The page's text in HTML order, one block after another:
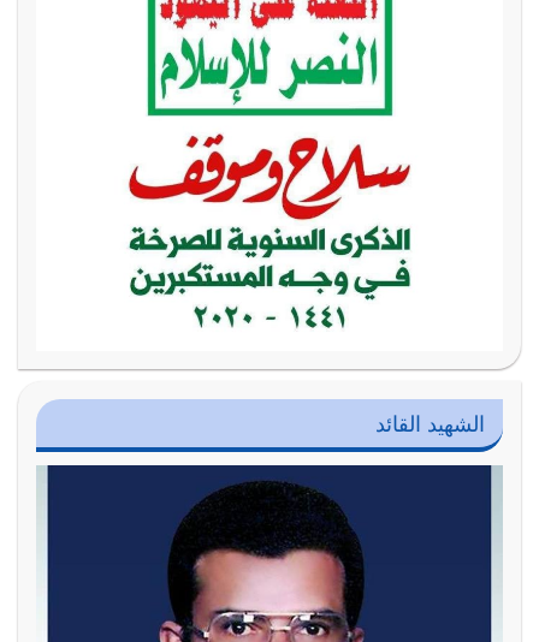
الشهيد القائد